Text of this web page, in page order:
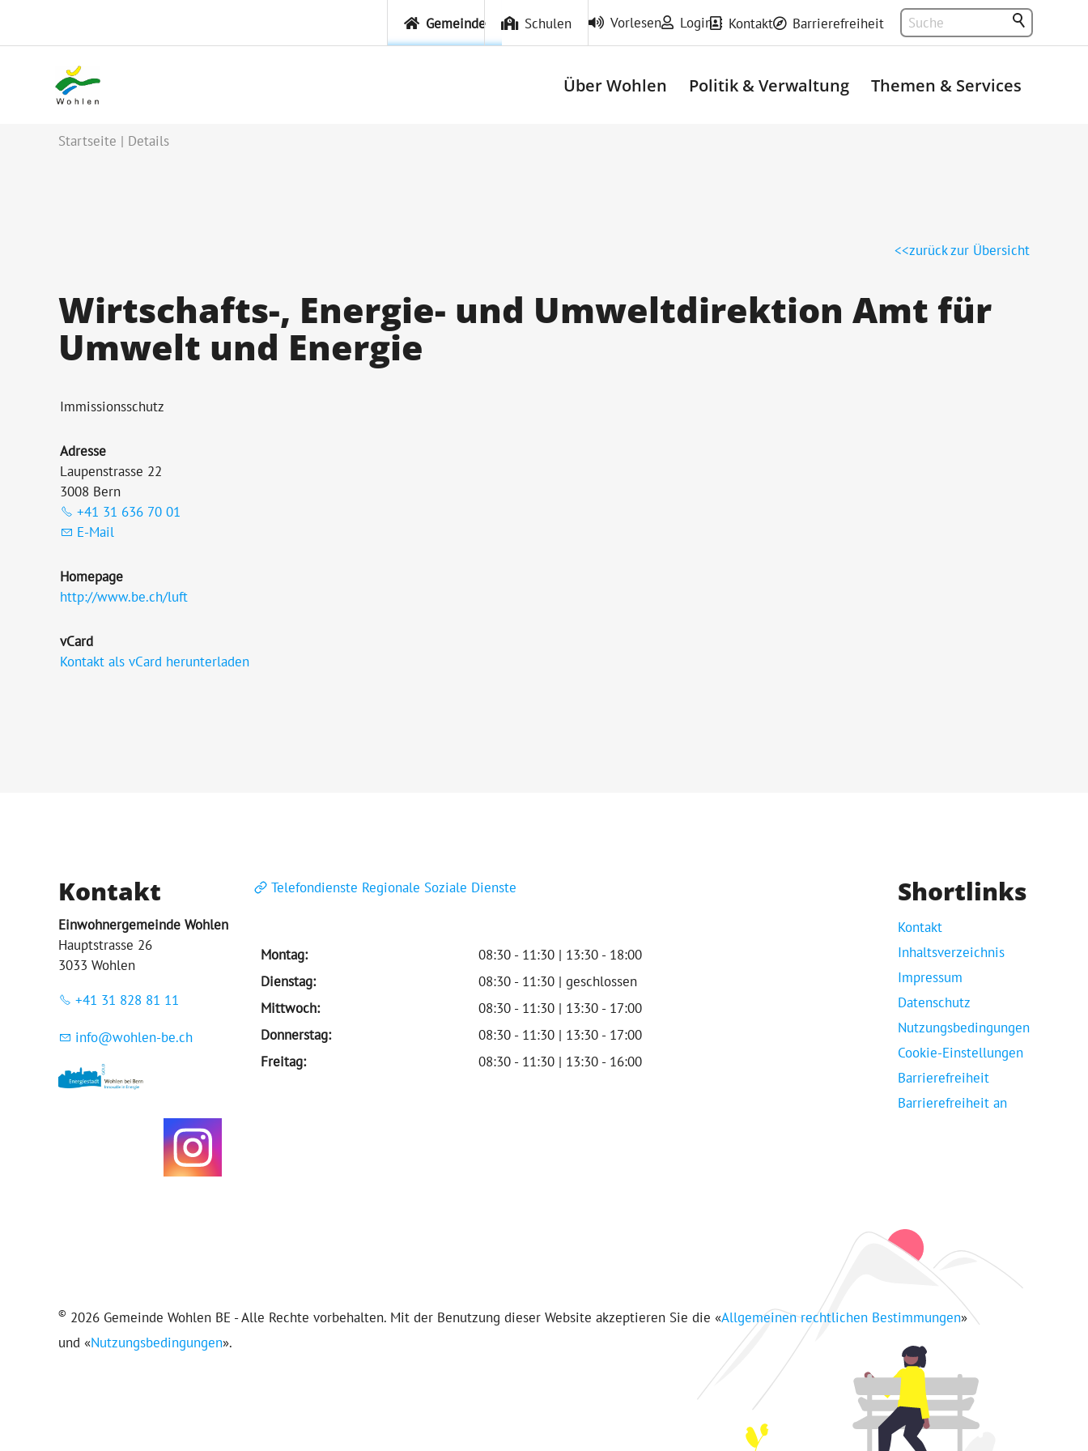
Barrierefreiheit
Kontakt
Login
Gemeinde Schulen Vorlesen
Über Wohlen Politik & Verwaltung Themen & Services
Startseite Details
zurück zur Übersicht
Wirtschafts-, Energie- und Umweltdirektion Amt für
Umwelt und Energie
Immissionsschutz
Adresse
Laupenstrasse 22
3008 Bern
+41 31 636 70 01
E-Mail
Homepage
http://www.be.ch/luft
vCard
Kontakt als vCard herunterladen
Kontakt
Einwohnergemeinde Wohlen
Hauptstrasse 26
3033 Wohlen
+41 31 828 81 11
nf w hl n-b ch
Telefondienste Regionale Soziale Dienste
Montag:
08:30 - 11:30 | 13:30 - 18:00
Dienstag:
08:30 - 11:30 | geschlossen
Mittwoch:
08:30 - 11:30 | 13:30 - 17:00
Donnerstag:
08:30 - 11:30 | 13:30 - 17:00
Freitag:
08:30 - 11:30 | 13:30 - 16:00
Shortlinks
Kontakt
Inhaltsverzeichnis
Impressum
Datenschutz
Nutzungsbedingungen
Cookie-Einstellungen
Barrierefreiheit
Barrierefreiheit an
© 2026 Gemeinde Wohlen BE - Alle Rechte vorbehalten. Mit der Benutzung dieser Website akzeptieren Sie die «Allgemeinen rechtlichen Bestimmungen»
und «Nutzungsbedingungen».